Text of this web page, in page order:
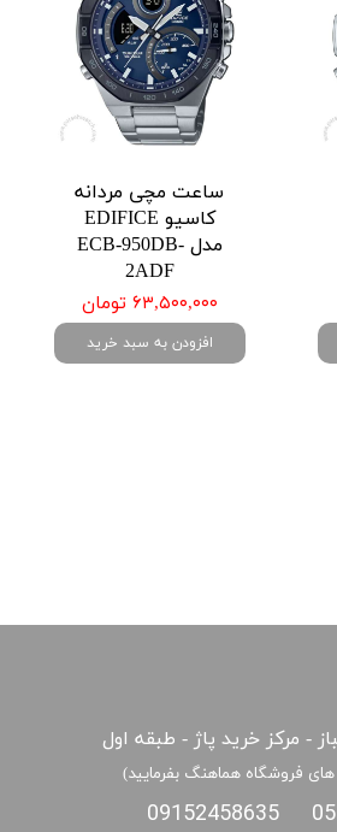
ساعت مچی مردانه
کاسیو EDIFICE
مدل ECB-950DB-
2ADF
۶۳,۵۰۰,۰۰۰ تومان
افزودن به سبد خرید
- مرکز خرید پاژ - طبقه اول
فروشگاه هماهنگ بفرمایید)
09152458635